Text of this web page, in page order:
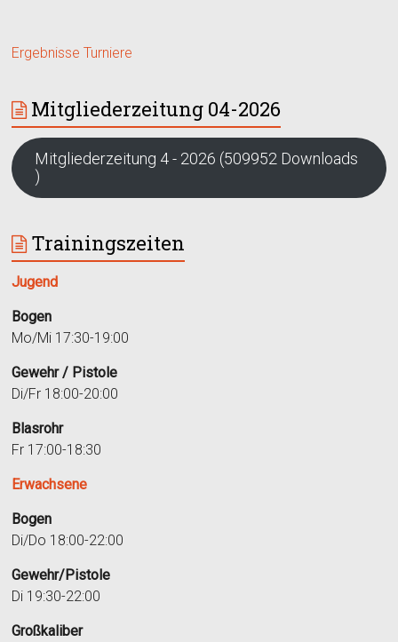
Ergebnisse Turniere
Mitgliederzeitung 04-2026
Mitgliederzeitung 4 - 2026 (509952 Downloads
)
Trainingszeiten
Jugend
Bogen
Mo/Mi 17:30-19:00
Gewehr / Pistole
Di/Fr 18:00-20:00
Blasrohr
Fr 17:00-18:30
Erwachsene
Bogen
Di/Do 18:00-22:00
Gewehr/Pistole
Di 19:30-22:00
Großkaliber